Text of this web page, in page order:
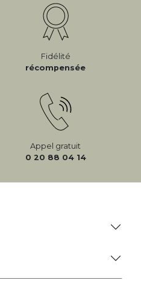
Fidélité
récompensée
Appel gratuit
0 20 88 04 14